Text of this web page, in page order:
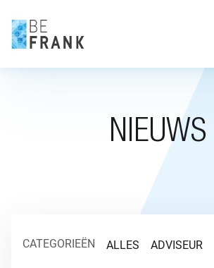
NIEUWS
CATEGORIEËN ALLES ADVISEUR